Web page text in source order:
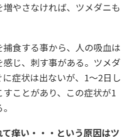
やさなければ、ツメダニも
食する事から、人の吸血は
感じ、刺す事がある。ツメダ
症状は出ないが、1～2日し
ことがあり、この症状が1
痒い・・・という原因はツ